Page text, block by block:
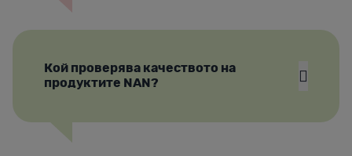
Кой проверява качеството на
продуктите NAN?